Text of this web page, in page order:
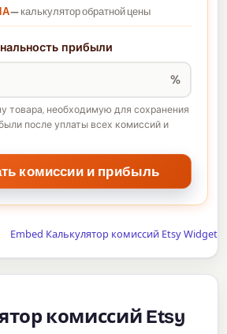
— калькулятор обратной цены
прибыли
%
товара, необходимую для сохранения
после уплаты всех комиссий и
Embed Калькулятор комиссий Etsy Widget
комиссий Etsy